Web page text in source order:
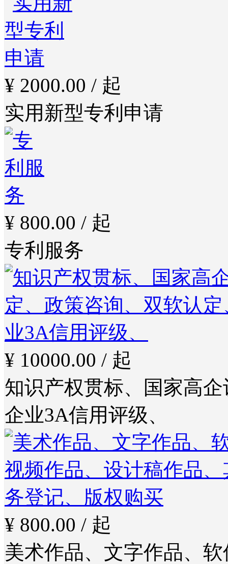
¥ 2000.00 / 起
实用新型专利申请
¥ 800.00 / 起
专利服务
¥ 10000.00 / 起
知识产权贯标、国家高
企业3A信用评级、
¥ 800.00 / 起
美术作品、文字作品、